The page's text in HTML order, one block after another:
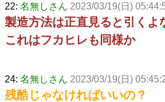
22: 名無しさん 2023/03/19(日)
製造方法は正直見ると引くよ
これはフカヒレも同様か
24: 名無しさん 2023/03/19(日)
残酷じゃなければいいの？